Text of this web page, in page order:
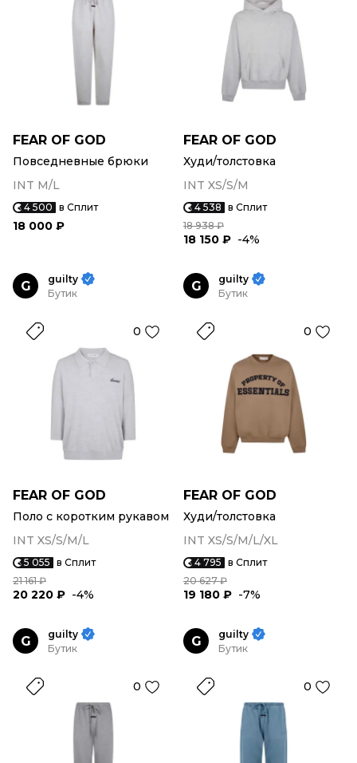
FEAR OF GOD
Повседневные брюки
INT M/L
4 500 в Сплит
18 000 ₽
FEAR OF GOD
Худи/толстовка
INT XS/S/M
4 538 в Сплит
18 938 ₽
18 150 ₽ -4%
G
guilty
Бутик
0
FEAR OF GOD
Поло с коротким рукавом
INT XS/S/M/L
5 055 в Сплит
21 161 ₽
20 220 ₽ -4%
G
guilty
Бутик
0
FEAR OF GOD
Худи/толстовка
INT XS/S/M/L/XL
4 795 в Сплит
20 627 ₽
19 180 ₽ -7%
G
guilty
Бутик
0
G
guilty
Бутик
0